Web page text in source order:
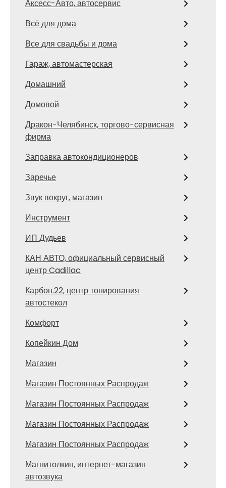
Аксесс-Авто, автосервис
Всё для дома
Все для свадьбы и дома
Гараж, автомастерская
Домашний
Домовой
Дракон-Челябинск, торгово-сервисная
фирма
Заправка автокондиционеров
Заречье
Звук вокруг, магазин
Инструмент
ИП Дудьев
КАН АВТО, официальный сервисный
центр Cadillac
Карбон.22, центр тонирования
автостекол
Комфорт
Копейкин Дом
Магазин
Магазин Постоянных Распродаж
Магазин Постоянных Распродаж
Магазин Постоянных Распродаж
Магазин Постоянных Распродаж
Магнитолкин, интернет-магазин
автозвука